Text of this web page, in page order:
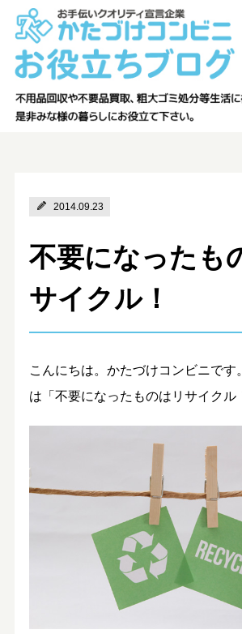
2014.09.23
不要になったも
サイクル！
こんにちは。かたづけコンビニです
は「不要になったものはリサイクル